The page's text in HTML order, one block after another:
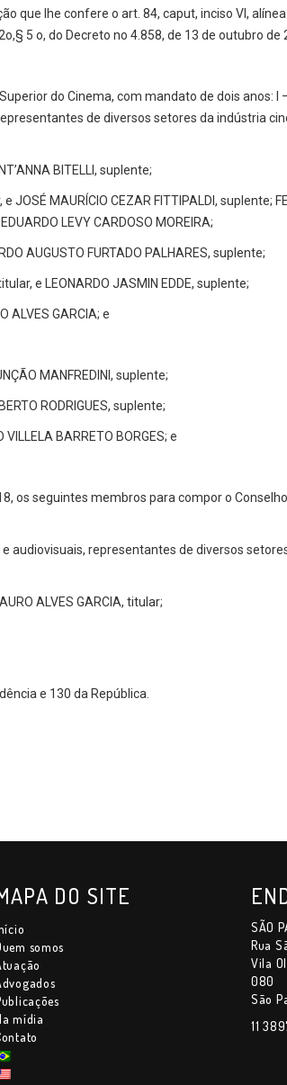
que lhe confere o art. 84, caput, inciso VI, alínea
5 o, do Decreto no 4.858, de 13 de outubro de
do Cinema, com mandato de dois anos: I
de diversos setores da indústria
BITELLI, suplente;
JOSÉ MAURÍCIO CEZAR FITTIPALDI, suplente;
LEVY CARDOSO MOREIRA;
AUGUSTO FURTADO PALHARES, suplente;
e LEONARDO JASMIN EDDE, suplente;
ALVES GARCIA; e
MANFREDINI, suplente;
RODRIGUES, suplente;
BARRETO BORGES; e
os seguintes membros para compor o
audiovisuais, representantes de diversos
ALVES GARCIA, titular;
e 130 da República.
DO SITE
somos
mídia
SÃO
Rua
Vila
080
São
11